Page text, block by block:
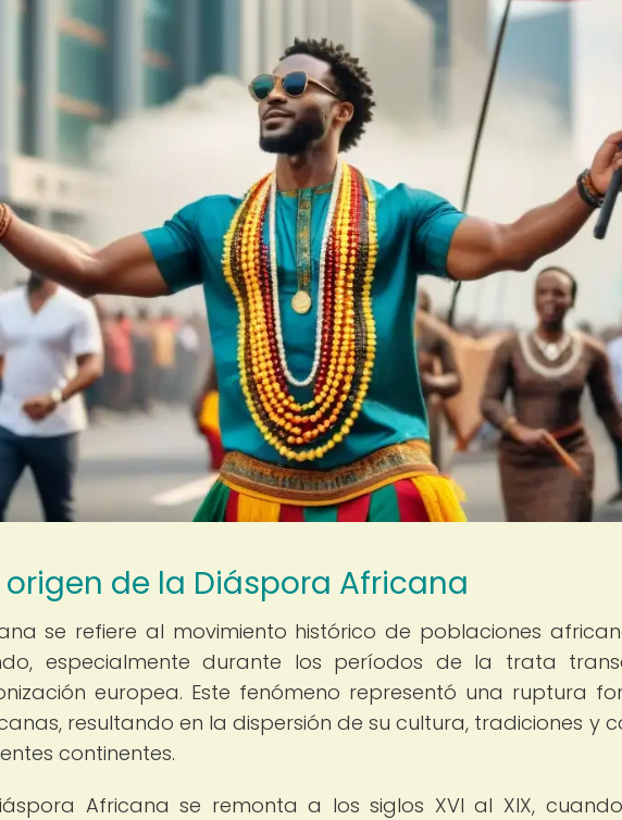
de la Diáspora Africana
se refiere al movimiento histórico de poblaciones
especialmente durante los períodos de la trata
europea. Este fenómeno representó una ruptura
resultando en la dispersión de su cultura, tradiciones y
continentes.
Africana se remonta a los siglos XVI al XIX,